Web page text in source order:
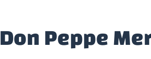
Don Peppe